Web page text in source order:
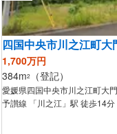
四国中央市川之江町大
1,700万円
384m2 （登記）
愛媛県四国中央市川之江町大門
予讃線 「川之江」駅 徒歩14分